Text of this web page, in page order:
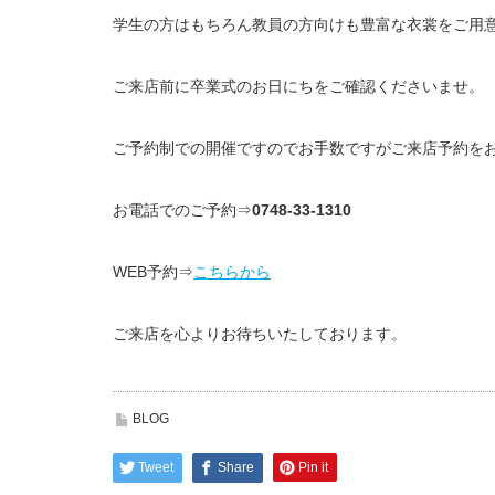
学生の方はもちろん教員の方向けも豊富な衣裳をご用
ご来店前に卒業式のお日にちをご確認くださいませ。
ご予約制での開催ですのでお手数ですがご来店予約を
お電話でのご予約⇒0748-33-1310
WEB予約⇒こちらから
ご来店を心よりお待ちいたしております。
BLOG
Tweet Share Pin it